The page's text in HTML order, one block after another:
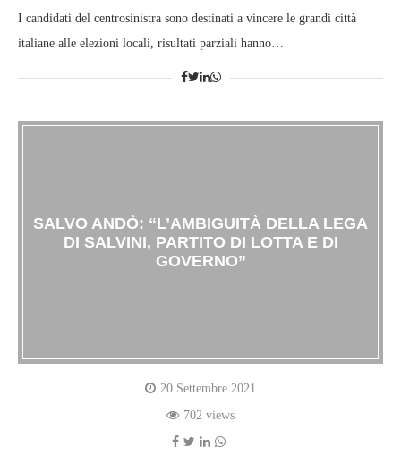
I candidati del centrosinistra sono destinati a vincere le grandi città
italiane alle elezioni locali, risultati parziali hanno…
SALVO ANDÒ: “L’AMBIGUITÀ DELLA LEGA
DI SALVINI, PARTITO DI LOTTA E DI
GOVERNO”
20 Settembre 2021
702 views